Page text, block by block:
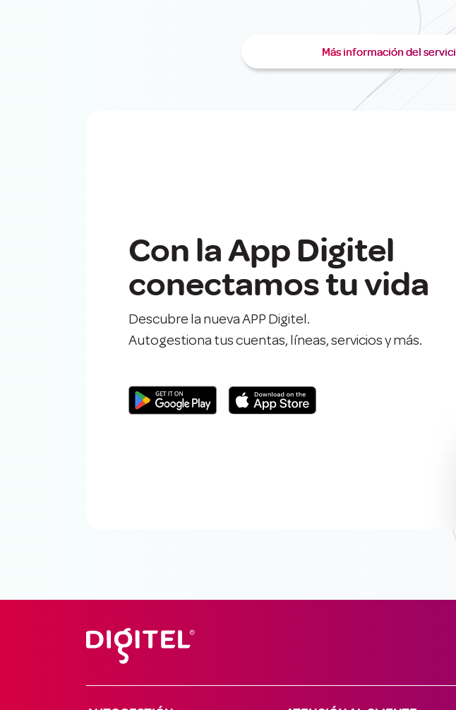
Más información del
Con la App Digitel
conectamos tu vida
Descubre la nueva APP Digitel.
Autogestiona tus cuentas, líneas, servicios y más.